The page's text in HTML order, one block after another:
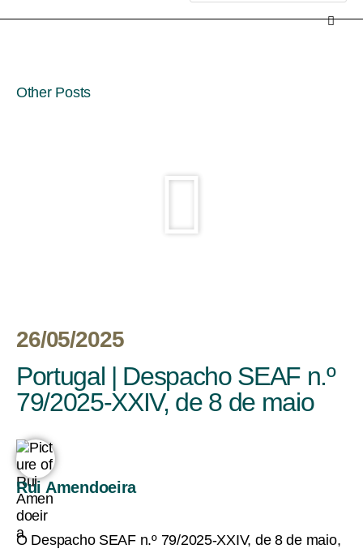
Other Posts
26/05/2025
Portugal | Despacho SEAF n.º
79/2025-XXIV, de 8 de maio
Rui Amendoeira
O Despacho SEAF n.º 79/2025-XXIV, de 8 de maio,